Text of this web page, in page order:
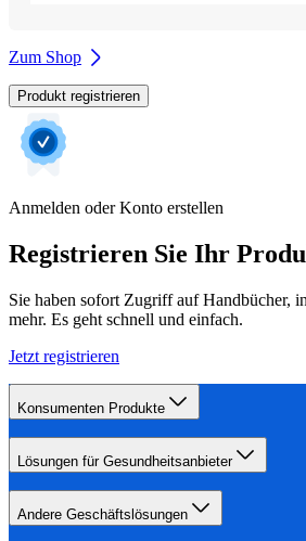
Zum Shop
Produkt registrieren
Anmelden oder Konto erstellen
Registrieren Sie Ihr
Sie haben sofort Zugriff auf Handbücher,
mehr. Es geht schnell und einfach.
Jetzt registrieren
Konsumenten Produkte
Lösungen für Gesundheitsanbieter
Andere Geschäftslösungen